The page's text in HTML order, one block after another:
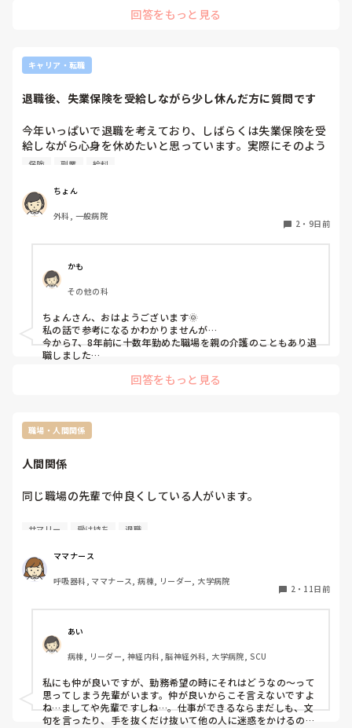
ろうと思います。若くてまだお金がない、働いてくれる人のた
めに寮があると考えると月の手出しが減ったのは理にかなって
いますし。そんなに改悪な感じはしませんが…なんか、10万取
られた気になりますよね😢
回答をもっと見る
キャリア・転職
退職後、失業保険を受給しながら少し休んだ方に質問です
今年いっぱいで退職を考えており、しばらくは失業保険を受
給しながら心身を休めたいと思っています。実際にそのよう
な過ごし方をされた方は、どのくらい休みましたか？「休ん
があれば教えていただきたいです。
保険 副業 給料
ちょん
外科, 一般病院
2 ・ 9日前
かも
その他の科
ちょんさん、おはようございます🌞
私の話で参考になるかわかりませんが…
今から7、8年前に十数年勤めた職場を親の介護のこともあり退
職しました
ただ、元々家にいるのが苦痛になるタイプではなかったので主
婦生活満喫しまくりました（笑）
親を看取れたこと、主婦生活満喫できてゆっくり休めたことで
こうしておけば良かった、はあまり浮かばないのですがパソコ
ンを習っていたらよかったかなと思うくらいですかね
ちょんさんもちょんさんがもう大丈夫かな、と思えるくらいま
なが〜いお休み、サイコーですよ👍️
回答をもっと見る
職場・人間関係
人間関係
同じ職場の先輩で仲良くしている人がいます。
える仲ですが…
先輩は一足先に時短からフルタイムになりましたが、フルタ
イムになると子供の習い事の送迎に困るのとフルタイムで働
す。夜勤も本当は数を増やさないといけないのに、いろいろ
事情をだしてきて免除してもらっています。
ずっとワガママ言いたい放題でしたが、この春に上司が退職
し新しくなりやっとやりたい放題の先輩もフルタイムに黙っ
てなるかと思えば…
前の上司からこの勤務形態は継続していいと許可をもらって
る！と言い張りフルタイムにならず今も時短勤務をしていま
す。
サマリー 受け持ち 退職
ママナース
呼吸器科, ママナース, 病棟, リーダー, 大学病院
2 ・ 11日前
あい
病棟, リーダー, 神経内科, 脳神経外科, 大学病院, SCU
私にも仲が良いですが、勤務希望の時にそれはどうなの〜って
思ってしまう先輩がいます。仲が良いからこそ言えないですよ
ね…ましてや先輩ですしね…。仕事ができるならまだしも、文
句を言ったり、手を抜くだけ抜いて他の人に迷惑をかけるのは